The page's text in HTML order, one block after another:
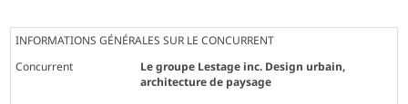
INFORMATIONS GÉNÉRALES SUR LE CONCURRENT
Concurrent
Le groupe Lestage inc. Design urbain,
architecture de paysage